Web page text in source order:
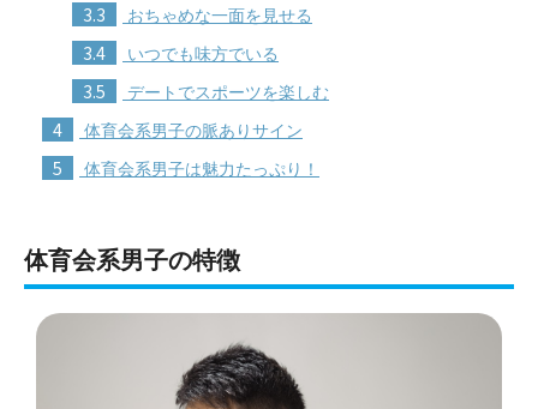
3.3 おちゃめな一面を見せる
3.4 いつでも味方でいる
3.5 デートでスポーツを楽しむ
4 体育会系男子の脈ありサイン
5 体育会系男子は魅力たっぷり！
体育会系男子の特徴